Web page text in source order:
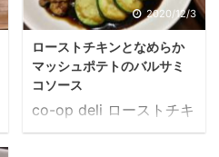
2人前 1人当たり（概
算） 熱量 987kcal
493kcal 脂質 50.3g
25.2g 炭水化物 74.3g
37.2g ★ママ楽チン★毎
日のお買物が玄関先に届
2020/12/3
ローストチキンとなめらか
マッシュポテトのバルサミ
コソース
co-op deli ローストチキ
ンとなめらかマッシュポ